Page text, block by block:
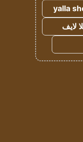
yalla
لايف